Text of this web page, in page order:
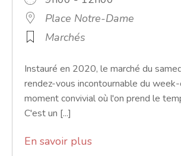
Place Notre-Dame
Marchés
Instauré en 2020, le marché du
rendez-vous incontournable du week-
moment convivial où l'on prend le
C'est un [...]
En savoir plus